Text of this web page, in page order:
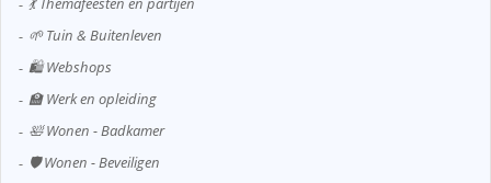
🌱 Tuin & Buitenleven
🛍️ Webshops
🏫 Werk en opleiding
🛀 Wonen - Badkamer
🛡️ Wonen - Beveiligen